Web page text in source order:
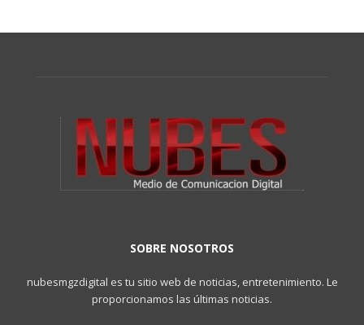
SOBRE NOSOTROS
nubesmgzdigital es tu sitio web de noticias, entretenimiento. Le
proporcionamos las últimas noticias.